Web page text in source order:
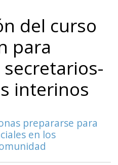
del curso
para
interinos
prepararse para
en los